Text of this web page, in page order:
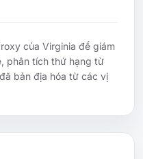
của Virginia để giám
phân tích thứ hạng từ
bản địa hóa từ các vị